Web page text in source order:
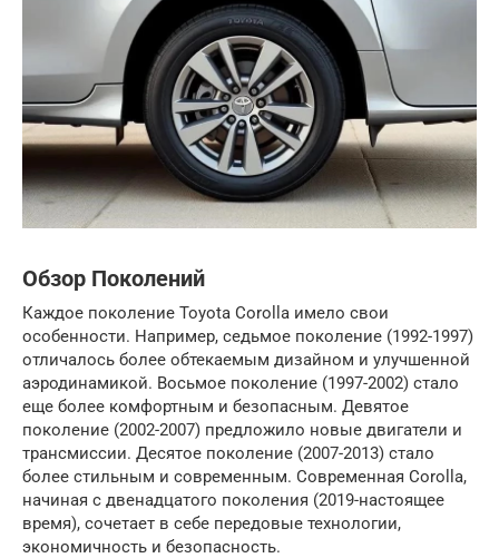
Обзор Поколений
Каждое поколение Toyota Corolla имело свои
особенности. Например, седьмое поколение (1992-1997)
отличалось более обтекаемым дизайном и улучшенной
аэродинамикой. Восьмое поколение (1997-2002) стало
еще более комфортным и безопасным. Девятое
поколение (2002-2007) предложило новые двигатели и
трансмиссии. Десятое поколение (2007-2013) стало
более стильным и современным. Современная Corolla,
начиная с двенадцатого поколения (2019-настоящее
время), сочетает в себе передовые технологии,
экономичность и безопасность.